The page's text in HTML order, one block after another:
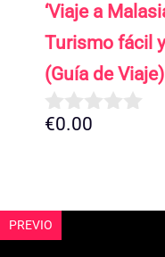
e
5
‘Viaje a
Turismo fácil
(Guía de Viaje)
0
€0.00
PREVIO